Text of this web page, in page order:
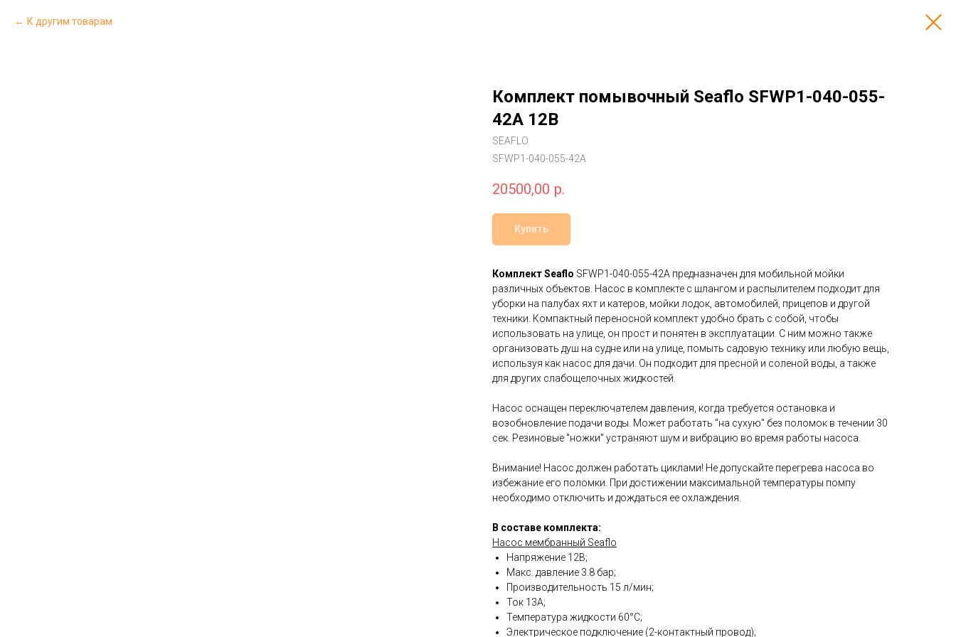
К другим товарам
Комплект помывочный Seaflo SFWP1-040-055-
42A 12В
SEAFLO
SFWP1-040-055-42A
20500,00 р.
Купить
Комплект Seaflo SFWP1-040-055-42A предназначен для мобильной мойки
различных объектов. Насос в комплекте с шлангом и распылителем подходит для
уборки на палубах яхт и катеров, мойки лодок, автомобилей, прицепов и другой
техники. Компактный переносной комплект удобно брать с собой, чтобы
использовать на улице, он прост и понятен в эксплуатации. С ним можно также
организовать душ на судне или на улице, помыть садовую технику или любую вещь,
используя как насос для дачи. Он подходит для пресной и соленой воды, а также
для других слабощелочных жидкостей.
Насос оснащен переключателем давления, когда требуется остановка и
возобновление подачи воды. Может работать "на сухую" без поломок в течении 30
сек. Резиновые "ножки" устраняют шум и вибрацию во время работы насоса.
Внимание! Насос должен работать циклами! Не допускайте перегрева насоса во
избежание его поломки. При достижении максимальной температуры помпу
необходимо отключить и дождаться ее охлаждения.
В составе комплекта:
Насос мембранный Seaflo
Напряжение 12В;
Макс. давление 3.8 бар;
Производительность 15 л/мин;
Ток 13А;
Температура жидкости 60°C;
Электрическое подключение (2-контактный провод);